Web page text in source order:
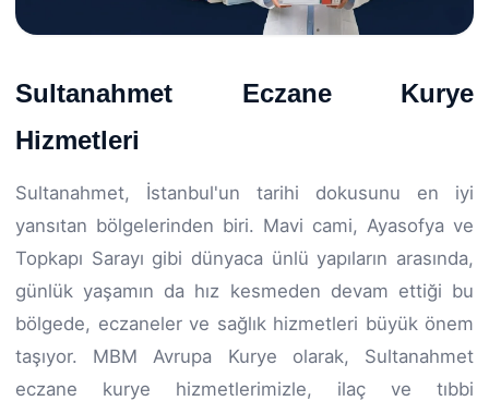
Sultanahmet Eczane Kurye
Hizmetleri
Sultanahmet, İstanbul'un tarihi dokusunu en iyi
yansıtan bölgelerinden biri. Mavi cami, Ayasofya ve
Topkapı Sarayı gibi dünyaca ünlü yapıların arasında,
günlük yaşamın da hız kesmeden devam ettiği bu
bölgede, eczaneler ve sağlık hizmetleri büyük önem
taşıyor. MBM Avrupa Kurye olarak, Sultanahmet
eczane kurye hizmetlerimizle, ilaç ve tıbbi